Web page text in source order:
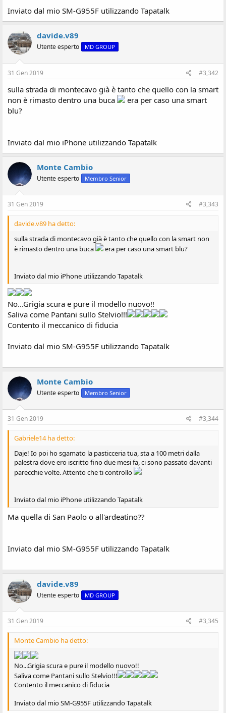
Inviato dal mio SM-G955F utilizzando Tapatalk
davide.v89
Utente esperto MD GROUP
31 Gen 2019 #3,342
sulla strada di montecavo già è tanto che quello con la smart
non è rimasto dentro una buca
era per caso una smart
blu?
Inviato dal mio iPhone utilizzando Tapatalk
Monte Cambio
Utente esperto Membro Senior
31 Gen 2019 #3,343
davide.v89 ha detto:
sulla strada di montecavo già è tanto che quello con la smart non
è rimasto dentro una buca
era per caso una smart blu?
Inviato dal mio iPhone utilizzando Tapatalk
No...Grigia scura e pure il modello nuovo!!
Saliva come Pantani sullo Stelvio!!!
Contento il meccanico di fiducia
Inviato dal mio SM-G955F utilizzando Tapatalk
Monte Cambio
Utente esperto Membro Senior
31 Gen 2019 #3,344
Gabriele14 ha detto:
Daje! Io poi ho sgamato la pasticceria tua, sta a 100 metri dalla
palestra dove ero iscritto fino due mesi fa, ci sono passato davanti
parecchie volte. Attento che ti controllo
Inviato dal mio iPhone utilizzando Tapatalk
Ma quella di San Paolo o all'ardeatino??
Inviato dal mio SM-G955F utilizzando Tapatalk
davide.v89
Utente esperto MD GROUP
31 Gen 2019 #3,345
Monte Cambio ha detto:
No...Grigia scura e pure il modello nuovo!!
Saliva come Pantani sullo Stelvio!!!
Contento il meccanico di fiducia
Inviato dal mio SM-G955F utilizzando Tapatalk